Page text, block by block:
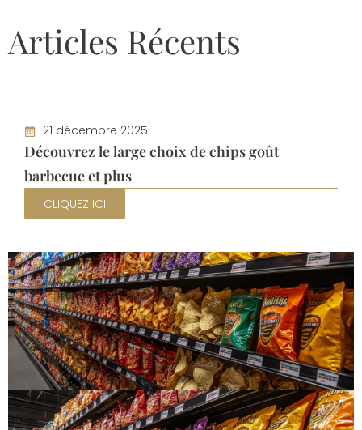
Articles Récents
21 décembre 2025
Découvrez le large choix de chips goût
barbecue et plus
CLIQUEZ ICI